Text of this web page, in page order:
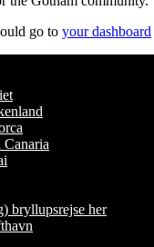
go to your dashboard
bryllupsrejse her